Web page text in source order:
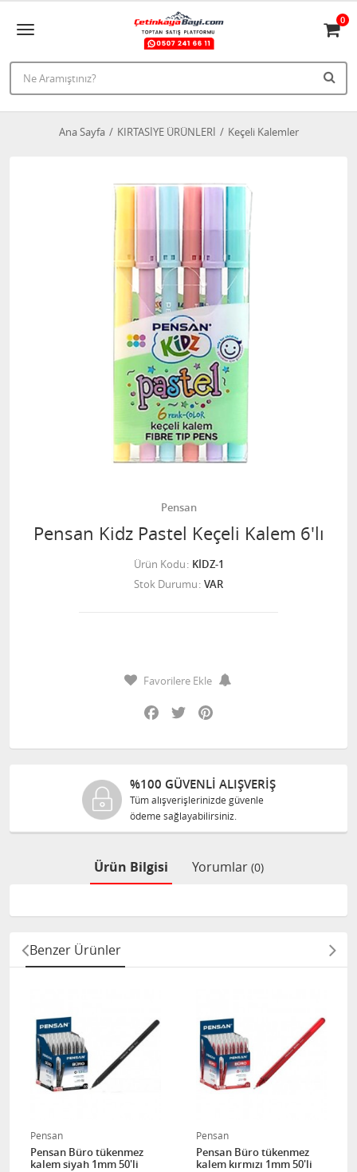
0
Ana Sayfa KIRTASİYE ÜRÜNLERİ Keçeli Kalemler
Pensan
Pensan Kidz Pastel Keçeli Kalem 6'lı
Ürün Kodu KİDZ-1
Stok Durumu VAR
Favorilere Ekle
Facebook
Twitter
%100 GÜVENLİ ALIŞVERİŞ
Tüm alışverişlerinizde güvenle
ödeme sağlayabilirsiniz.
Ürün Bilgisi Yorumlar (0)
Benzer Ürünler
Pensan
Pensan Büro tükenmez
kalem siyah 1mm 50'li
Pensan
Pensan Büro tükenmez
kalem kırmızı 1mm 50'li